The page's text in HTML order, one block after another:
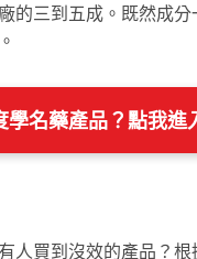
的三到五成。既然成
學名藥產品？點我進
人買到沒效的產品？